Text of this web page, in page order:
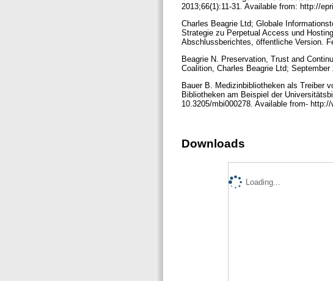
2013;66(1):11-31. Available from: http://
Charles Beagrie Ltd; Globale
Strategie zu Perpetual Access und
Abschlussberichtes, öffentliche Version.
Beagrie N. Preservation, Trust and
Coalition, Charles Beagrie Ltd;
Bauer B. Medizinbibliotheken als Treiber
Bibliotheken am Beispiel der
10.3205/mbi000278. Available from‑
Downloads
Loading...